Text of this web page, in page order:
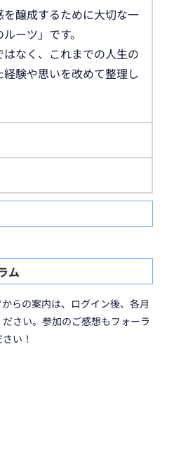
醸成するために大切な一
ーツ」です。
なく、これまでの人生の
験や思いを改めて整理し
ム
らの案内は、ログイン後、各月
さい。参加のご感想もフォーラ
い！